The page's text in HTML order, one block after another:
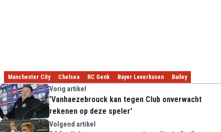
Manchester City Chelsea RC Genk Bayer Leverkusen Bailey
Vorig artikel
'Vanhaezebrouck kan tegen Club onverwacht
rekenen op deze speler'
Volgend artikel